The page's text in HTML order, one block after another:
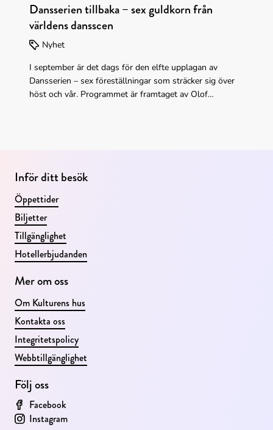
Dansserien tillbaka – sex guldkorn från
världens dansscen
Nyhet
I september är det dags för den elfte upplagan av
Dansserien – sex föreställningar som sträcker sig över
höst och vår. Programmet är framtaget av Olof
Inför ditt besök
Öppettider
Biljetter
Tillgänglighet
Hotellerbjudanden
Mer om oss
Om Kulturens hus
Kontakta oss
Integritetspolicy
Webbtillgänglighet
Följ oss
Facebook
Instagram